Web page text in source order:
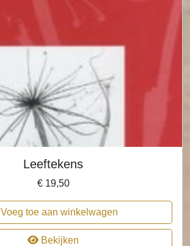
Leeftekens
€19,50
Voeg toe aan winkelwagen
Bekijken